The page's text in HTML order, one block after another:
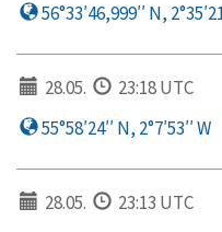
56°33′46,999′′ N,
28.05.
23:18 UTC
55°58′24′′ N, 2°7′53′′ W
28.05.
23:13 UTC